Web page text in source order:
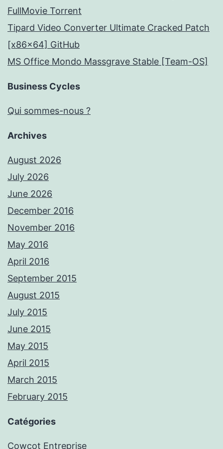
FullMov𝗂e Torrent
Tipard Video Converter Ultimate Cracked Patch
[x86x64] GitHub
MS Office Mondo Massgrave Stable [Team-OS]
Business Cycles
Qui sommes-nous ?
Archives
August 2026
July 2026
June 2026
December 2016
November 2016
May 2016
April 2016
September 2015
August 2015
July 2015
June 2015
May 2015
April 2015
March 2015
February 2015
Catégories
Cowcot Entreprise